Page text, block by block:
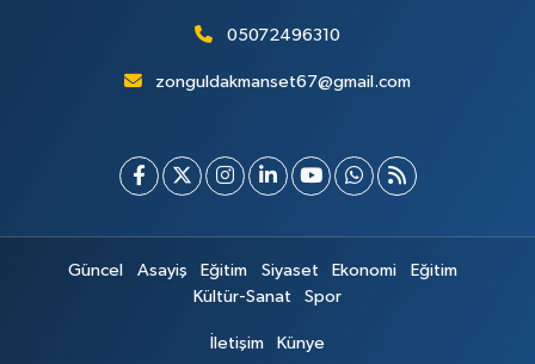
05072496310
zonguldakmanset67@gmail.com
Güncel Asayiş Eğitim Siyaset Ekonomi
Eğitim
Kültür-Sanat
Spor
İletişim Künye